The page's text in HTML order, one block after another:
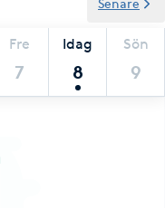
Fre
7
Idag
8
Sön
9
Senare